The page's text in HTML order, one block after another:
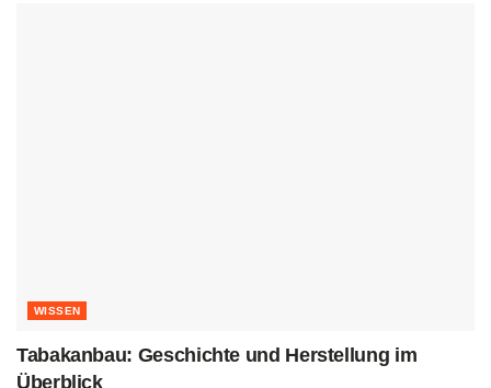
WISSEN
Tabakanbau: Geschichte und Herstellung im
Überblick